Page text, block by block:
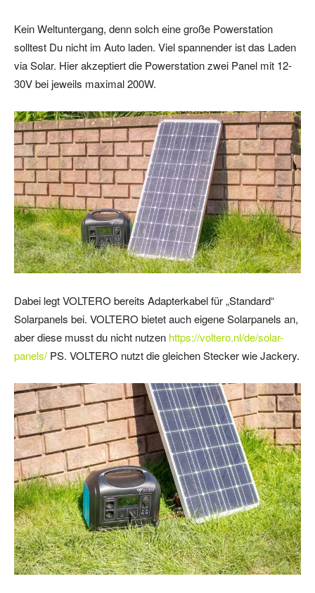
Kein Weltuntergang, denn solch eine große Powerstation
solltest Du nicht im Auto laden. Viel spannender ist das Laden
via Solar. Hier akzeptiert die Powerstation zwei Panel mit 12-
30V bei jeweils maximal 200W.
Dabei legt VOLTERO bereits Adapterkabel für „Standard“
Solarpanels bei. VOLTERO bietet auch eigene Solarpanels an,
aber diese musst du nicht nutzen https://voltero.nl/de/solar-
panels/PS. VOLTERO nutzt die gleichen Stecker wie Jackery.